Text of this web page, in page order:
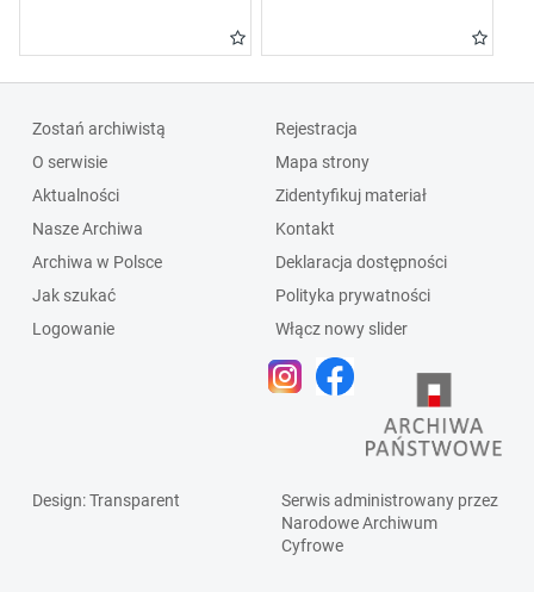
Zostań archiwistą
O serwisie
Aktualności
Nasze Archiwa
Archiwa w Polsce
Jak szukać
Logowanie
Rejestracja
Mapa strony
Zidentyfikuj materiał
Kontakt
Deklaracja dostępności
Polityka prywatności
Włącz nowy slider
Design: Transparent
Serwis administrowany przez
Narodowe Archiwum
Cyfrowe